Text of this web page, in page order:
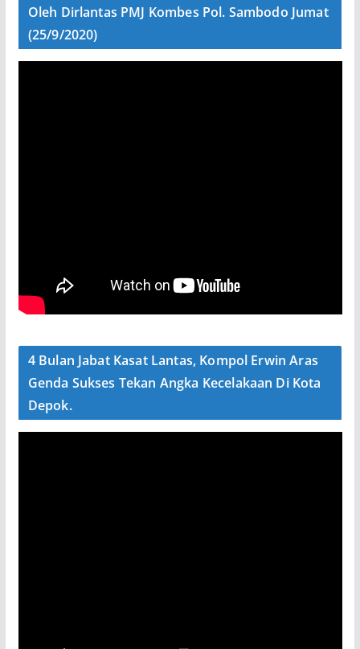
Oleh Dirlantas PMJ Kombes Pol. Sambodo Jumat
(25/9/2020)
4 Bulan Jabat Kasat Lantas, Kompol Erwin Aras
Genda Sukses Tekan Angka Kecelakaan Di Kota
Depok.